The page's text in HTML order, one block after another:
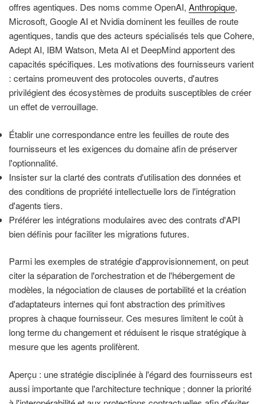
offres agentiques. Des noms comme OpenAI, Anthropique,
Microsoft, Google AI et Nvidia dominent les feuilles de route
agentiques, tandis que des acteurs spécialisés tels que Cohere,
Adept AI, IBM Watson, Meta AI et DeepMind apportent des
capacités spécifiques. Les motivations des fournisseurs varient
: certains promeuvent des protocoles ouverts, d'autres
privilégient des écosystèmes de produits susceptibles de créer
un effet de verrouillage.
Établir une correspondance entre les feuilles de route des
fournisseurs et les exigences du domaine afin de préserver
l'optionnalité.
Insister sur la clarté des contrats d'utilisation des données et
des conditions de propriété intellectuelle lors de l'intégration
d'agents tiers.
Préférer les intégrations modulaires avec des contrats d'API
bien définis pour faciliter les migrations futures.
Parmi les exemples de stratégie d'approvisionnement, on peut
citer la séparation de l'orchestration et de l'hébergement de
modèles, la négociation de clauses de portabilité et la création
d'adaptateurs internes qui font abstraction des primitives
propres à chaque fournisseur. Ces mesures limitent le coût à
long terme du changement et réduisent le risque stratégique à
mesure que les agents prolifèrent.
Aperçu : une stratégie disciplinée à l'égard des fournisseurs est
aussi importante que l'architecture technique ; donner la priorité